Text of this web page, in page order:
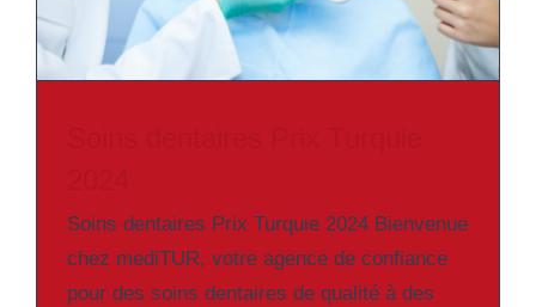
Soins dentaires Prix Turquie 2024 Bienvenue
chez mediTUR, votre agence de confiance
pour des soins dentaires de qualité à des